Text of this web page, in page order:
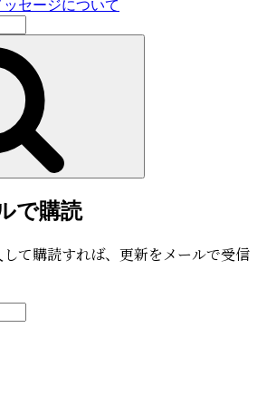
セージについて
で購読
て購読すれば、更新をメールで受信